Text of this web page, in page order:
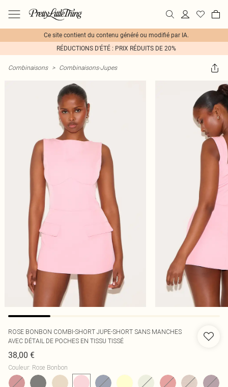
Ce site contient du contenu généré ou modifié par IA.
RÉDUCTIONS D'ÉTÉ : PRIX RÉDUITS DE 20%
Combinaisons > Combinaisons-Jupes
ROSE BONBON COMBI-SHORT JUPE-SHORT SANS MANCHES
AVEC DÉTAIL DE POCHES EN TISSU TISSÉ
38,00 €
Couleur: Rose Bonbon